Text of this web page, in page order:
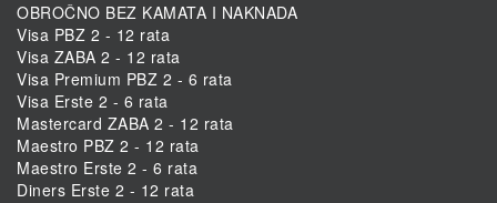
OBROČNO BEZ KAMATA I NAKNADA
Visa PBZ 2 - 12 rata
Visa ZABA 2 - 12 rata
Visa Premium PBZ 2 - 6 rata
Visa Erste 2 - 6 rata
Mastercard ZABA 2 - 12 rata
Maestro PBZ 2 - 12 rata
Maestro Erste 2 - 6 rata
Diners Erste 2 - 12 rata